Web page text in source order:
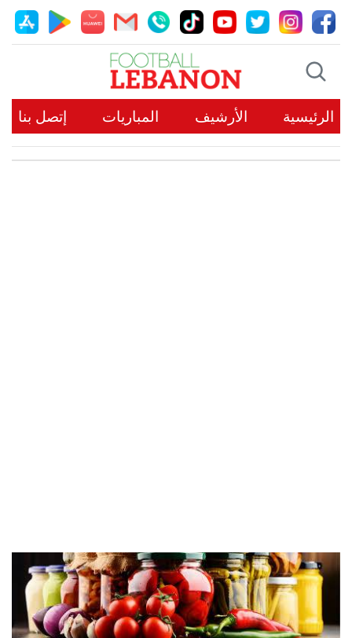
الرئيسية الأرشيف المباريات إتصل بنا